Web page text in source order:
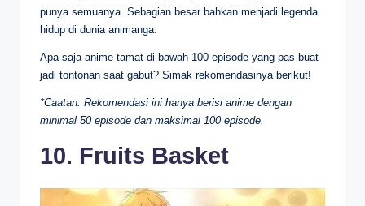
punya semuanya. Sebagian besar bahkan menjadi legenda
hidup di dunia animanga.
Apa saja anime tamat di bawah 100 episode yang pas buat
jadi tontonan saat gabut? Simak rekomendasinya berikut!
*Caatan: Rekomendasi ini hanya berisi anime dengan
minimal 50 episode dan maksimal 100 episode.
10. Fruits Basket